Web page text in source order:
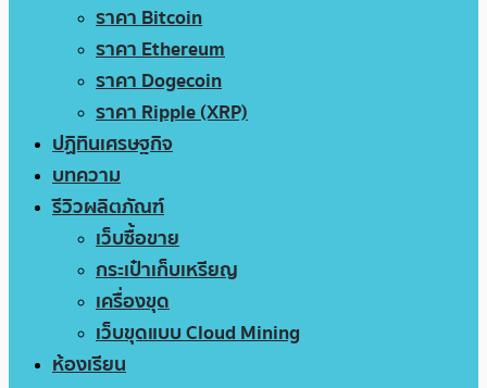
ราคา Bitcoin
ราคา Ethereum
ราคา Dogecoin
ราคา Ripple (XRP)
ปฏิทินเศรษฐกิจ
บทความ
รีวิวผลิตภัณฑ์
เว็บซื้อขาย
กระเป๋าเก็บเหรียญ
เครื่องขุด
เว็บขุดแบบ Cloud Mining
ห้องเรียน